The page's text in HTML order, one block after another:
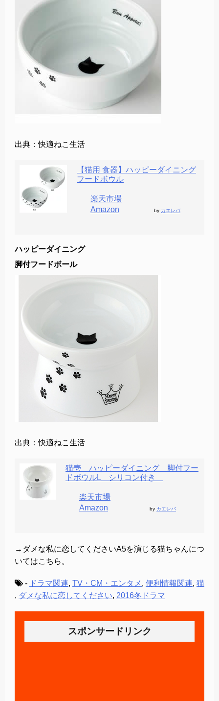
出典：快適ねこ生活
【猫用 食器】ハッピーダイニング
フードボウル
楽天市場
Amazon
by カエレバ
ハッピーダイニング
脚付フードボール
出典：快適ねこ生活
猫壱 ハッピーダイニング 脚付フー
ドボウルL シリコン付き
楽天市場
Amazon
by カエレバ
→ダメな私に恋してくださいA5を演じる猫ちゃんにつ
いてはこちら。
- ドラマ関連, TV・CM・エンタメ , 便利情報関連, 猫
, ダメな私に恋してください, 2016冬ドラマ
スポンサードリンク